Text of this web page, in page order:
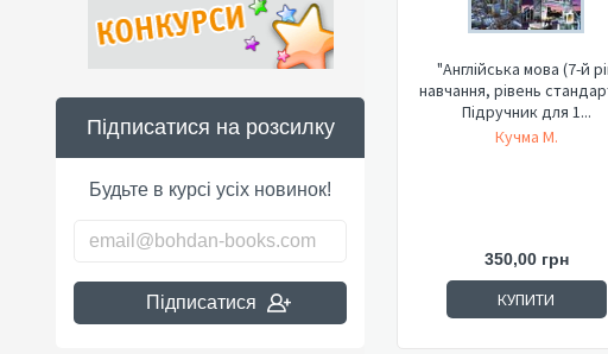
Підписатися на розсилку
Будьте в курсі усіх новинок!
Підписатися
"Англійська мова (7-й
навчання, рівень
Підручник для 1...
Кучма М.
350,00 грн
КУПИТИ